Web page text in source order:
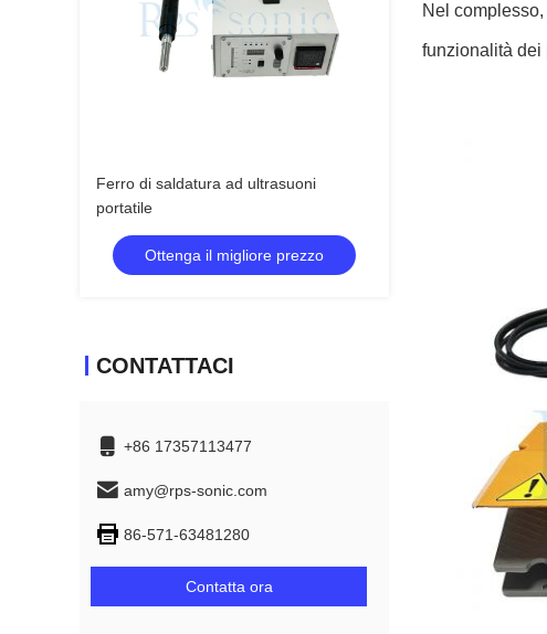
Ferro di saldatura ad ultrasuoni
portatile
Ottenga il migliore prezzo
CONTATTACI
+86 17357113477
amy@rps-sonic.com
86-571-63481280
Contatta ora
Nel
funzionalità dei